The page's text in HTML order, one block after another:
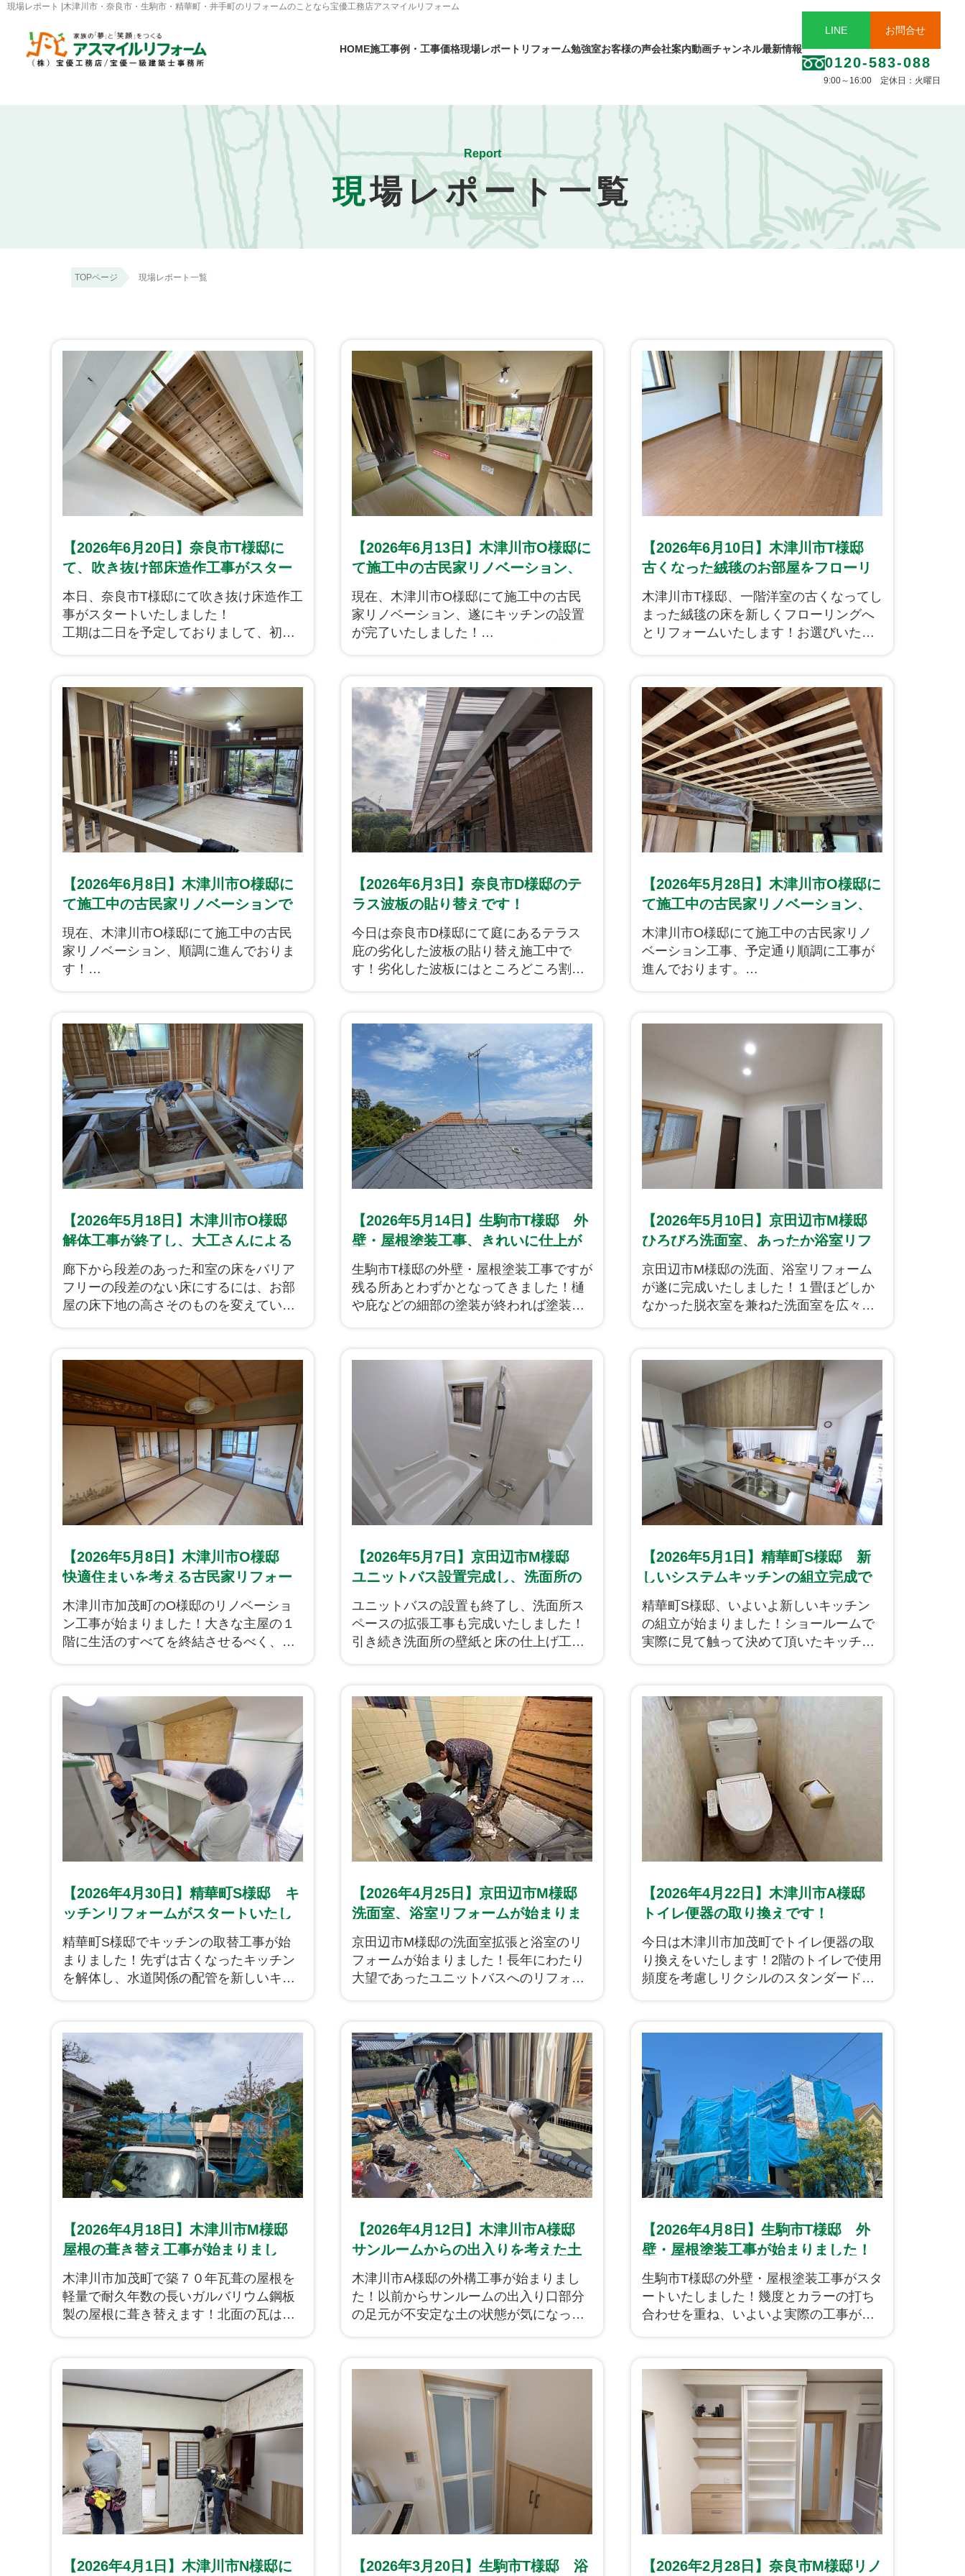
現場レポート |木津川市・奈良市・生駒市・精華町・井手町のリフォームのことなら宝優工務店アスマイルリフォーム
HOME施工事例・工事価格現場レポート リフォーム勉強室お客様の声会社案内動画チャンネル最新情報
LINE お問合せ
0120-583-088
9:00～16:00 定休日：火曜日
Report
現場レポート一覧
TOPページ 現場レポート一覧
【2026年6月20日】奈良市T様邸に
て、吹き抜け部床造作工事がスター
トいたしました！
本日、奈良市T様邸にて吹き抜け床造作工
事がスタートいたしました！
工期は二日を予定しておりまして、初日
い。
【2026年6月13日】木津川市O様邸に
て施工中の古民家リノベーション、
キッチンが完成いたしました！
現在、木津川市O様邸にて施工中の古民
家リノベーション、遂にキッチンの設置
が完了いたしました！
状況をご覧ください。
【2026年6月10日】木津川市T様邸
古くなった絨毯のお部屋をフローリ
ングに！
木津川市T様邸、一階洋室の古くなってし
まった絨毯の床を新しくフローリングへ
とリフォームいたします！お選びいただ
ネートいたしました。
【2026年6月8日】木津川市O様邸に
て施工中の古民家リノベーションで
は、天井が完成し、壁下地が進めら
れております！
現在、木津川市O様邸にて施工中の古民
家リノベーション、順調に進んでおりま
す！
やはり、天井が出来ると一気にお部屋感
を感じることができますよね。
引き続き、古民家リノベーション進めて
参ります！
【2026年6月3日】奈良市D様邸のテ
ラス波板の貼り替えです！
今日は奈良市D様邸にて庭にあるテラス
庇の劣化した波板の貼り替え施工中で
す！劣化した波板にはところどころ割れ
状態でしたので下地の部分修繕も合わせ
て貼りかえていきます！
【2026年5月28日】木津川市O様邸に
て施工中の古民家リノベーション、
順調に進んでおります！
木津川市O様邸にて施工中の古民家リノ
ベーション工事、予定通り順調に工事が
進んでおります。
いった所ですね。
電気の配線工事も順調に進んでおりま
す。配線が完了次第、天井のボードを貼
っていくような流れとなります。
それでは、引き続き古民家リノベーショ
ン工事を進めて参ります！下記から工事
の様子をご覧ください！
【2026年5月18日】木津川市O様邸
解体工事が終了し、大工さんによる
床組が始まりました！
廊下から段差のあった和室の床をバリア
フリーの段差のない床にするには、お部
屋の床下地の高さそのものを変えていく
がら丁寧に高さをそろえて造作を進めて
いきます！
【2026年5月14日】生駒市T様邸 外
壁・屋根塗装工事、きれいに仕上が
ってきております！
生駒市T様邸の外壁・屋根塗装工事ですが
残る所あとわずかとなってきました！樋
や庇などの細部の塗装が終われば塗装工
【2026年5月10日】京田辺市M様邸
ひろびろ洗面室、あったか浴室リフ
ォーム完成です！
京田辺市M様邸の洗面、浴室リフォーム
が遂に完成いたしました！１畳ほどしか
なかった脱衣室を兼ねた洗面室を広々と
重窓も設置し、暖かいユニットバスへと
生まれ変わりました。洗面室には外部の
物干し部屋に直接アクセスできるよう、
勝手口を設けました！
【2026年5月8日】木津川市O様邸
快適住まいを考える古民家リフォー
ムスタートです！
木津川市加茂町のO様邸のリノベーショ
ン工事が始まりました！大きな主屋の１
階に生活のすべてを終結させるべく、水
ねいよいよ工事がスタートいたしまし
た。現在は省エネ補助金を利用すること
ができますのでそちらをフルに活用し、
窓や床、壁等にしっかりと断熱性を持た
せ日々快適な暮らしが可能なようにリノ
ベーションしていきます！
【2026年5月7日】京田辺市M様邸
ユニットバス設置完成し、洗面所の
造作も完成いたしました！
ユニットバスの設置も終了し、洗面所ス
ペースの拡張工事も完成いたしました！
引き続き洗面所の壁紙と床の仕上げ工事
【2026年5月1日】精華町S様邸 新
しいシステムキッチンの組立完成で
す！
精華町S様邸、いよいよ新しいキッチン
の組立が始まりました！ショールームで
実際に見て触って決めて頂いたキッチン
【2026年4月30日】精華町S様邸 キ
ッチンリフォームがスタートいたし
ました！
精華町S様邸でキッチンの取替工事が始
まりました！先ずは古くなったキッチン
を解体し、水道関係の配管を新しいキッ
【2026年4月25日】京田辺市M様邸
洗面室、浴室リフォームが始まりま
した！
京田辺市M様邸の洗面室拡張と浴室のリ
フォームが始まりました！長年にわたり
大望であったユニットバスへのリフォー
た浴室のスペースを少し小さくし洗面室
を1坪に拡張します！
【2026年4月22日】木津川市A様邸
トイレ便器の取り換えです！
今日は木津川市加茂町でトイレ便器の取
り換えをいたします！2階のトイレで使用
頻度を考慮しリクシルのスタンダードグ
【2026年4月18日】木津川市M様邸
屋根の葺き替え工事が始まりまし
た！
木津川市加茂町で築７０年瓦葺の屋根を
軽量で耐久年数の長いガルバリウム鋼板
製の屋根に葺き替えます！北面の瓦は凍
し、この先何十年と安心な屋根にリフォ
ームです！
【2026年4月12日】木津川市A様邸
サンルームからの出入りを考えた土
間コンクリート工事です！
木津川市A様邸の外構工事が始まりまし
た！以前からサンルームの出入り口部分
の足元が不安定な土の状態が気になって
く仕上げました！
【2026年4月8日】生駒市T様邸 外
壁・屋根塗装工事が始まりました！
生駒市T様邸の外壁・屋根塗装工事がスタ
ートいたしました！幾度とカラーの打ち
合わせを重ね、いよいよ実際の工事が始
【2026年4月1日】木津川市N様邸に 【2026年3月20日】生駒市T様邸 浴 【2026年2月28日】奈良市M様邸リノ